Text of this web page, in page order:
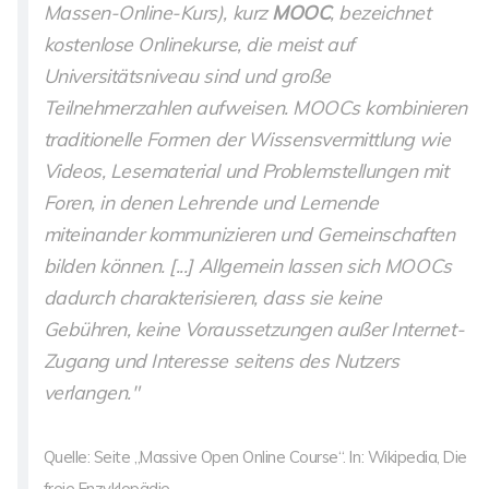
Massen-Online-Kurs), kurz MOOC, bezeichnet
kostenlose Onlinekurse, die meist auf
Universitätsniveau sind und große
Teilnehmerzahlen aufweisen. MOOCs kombinieren
traditionelle Formen der Wissensvermittlung wie
Videos, Lesematerial und Problemstellungen mit
Foren, in denen Lehrende und Lernende
miteinander kommunizieren und Gemeinschaften
bilden können. [...] Allgemein lassen sich MOOCs
dadurch charakterisieren, dass sie keine
Gebühren, keine Voraussetzungen außer Internet-
Zugang und Interesse seitens des Nutzers
verlangen."
Quelle: Seite „Massive Open Online Course“. In: Wikipedia, Die